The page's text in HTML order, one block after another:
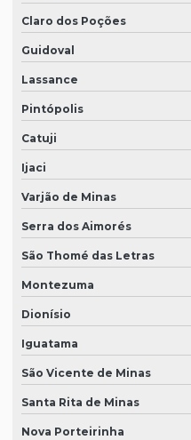
Claro dos Poções
Guidoval
Lassance
Pintópolis
Catuji
Ijaci
Varjão de Minas
Serra dos Aimorés
São Thomé das Letras
Montezuma
Dionísio
Iguatama
São Vicente de Minas
Santa Rita de Minas
Nova Porteirinha